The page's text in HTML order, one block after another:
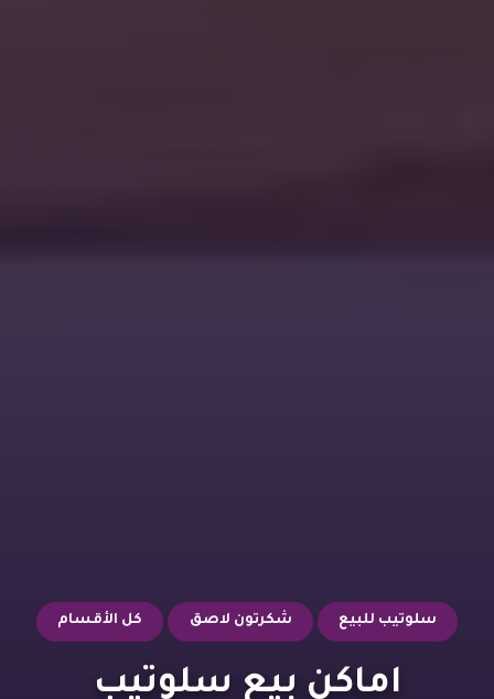
سلوتيب للبيع شكرتون لاصق كل الأقسام
اماكن بيع سلوتيب